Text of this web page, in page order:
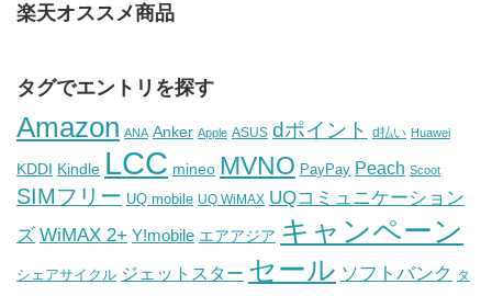
楽天オススメ商品
タグでエントリを探す
Amazon ANA Anker Apple ASUS dポイント d払い Huawei
KDDI Kindle LCC mineo MVNO PayPay Peach Scoot
SIMフリー UQ mobile UQ WiMAX UQコミュニケーション
ズ WiMAX 2+ Y!mobile エアアジア キャンペーン
シェアサイクル ジェットスター セール ソフトバンク タ